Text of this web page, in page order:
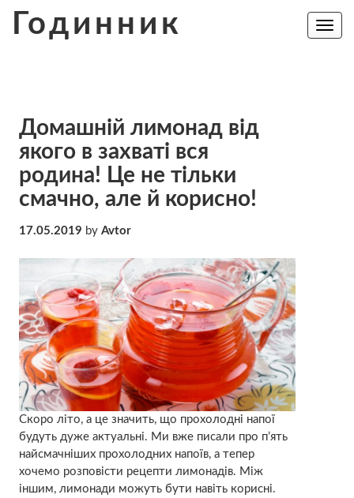
Годинник
Toggle
Домашній лимонад від
якого в захваті вся
родина! Це не тільки
смачно, але й корисно!
17.05.2019 by Avtor
Скоро літо, а це значить, що прохолодні напої
будуть дуже актуальні. Ми вже писали про п’ять
найсмачніших прохолодних напоїв, а тепер
хочемо розповісти рецепти лимонадів. Між
іншим, лимонади можуть бути навіть корисні.